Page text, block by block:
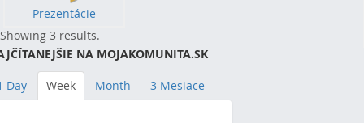
Prezentácie
Showing 3 results.
NA MOJAKOMUNITA.SK
Day Week Month 3 Mesiace